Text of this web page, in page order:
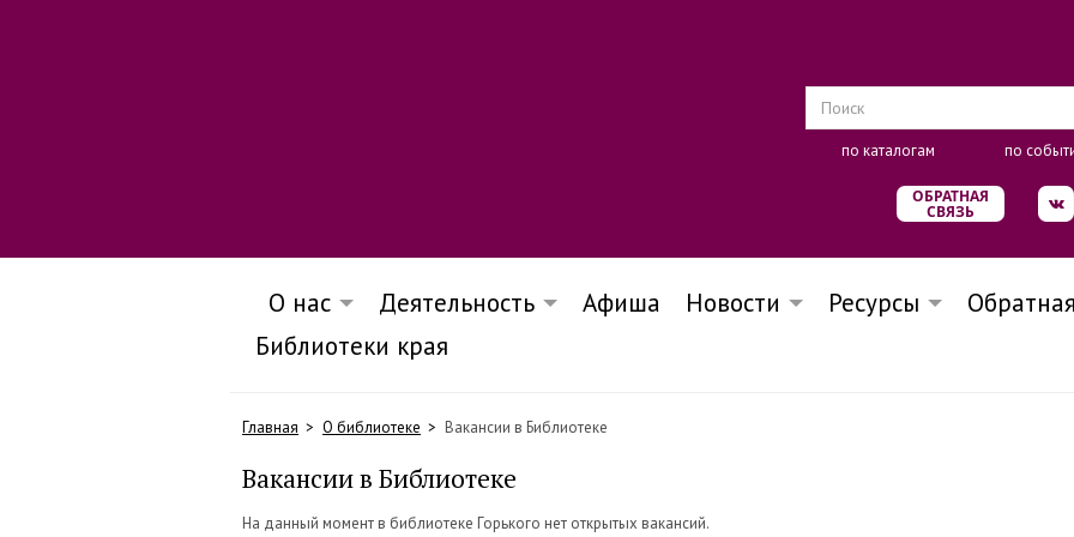
по каталогам по
ОБРАТНАЯ
СВЯЗЬ
О нас Деятельность Афиша Новости Ресурсы
Библиотеки края
Главная О библиотеке Вакансии в Библиотеке
Вакансии в Библиотеке
На данный момент в библиотеке Горького нет открытых вакансий.